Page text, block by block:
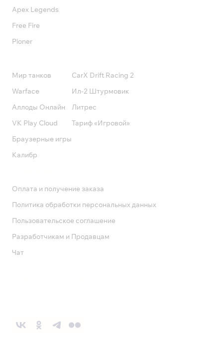
Apex Legends
Free Fire
Pioner
Мир танков
Warface
Аллоды Онлайн
VK Play Cloud
Браузерные игры
Калибр
CarX Drift Racing 2
Ил-2 Штурмовик
Литрес
Тариф «Игровой»
Оплата и получение заказа
Политика обработки персональных данных
Пользовательское соглашение
Разработчикам и Продавцам
Чат